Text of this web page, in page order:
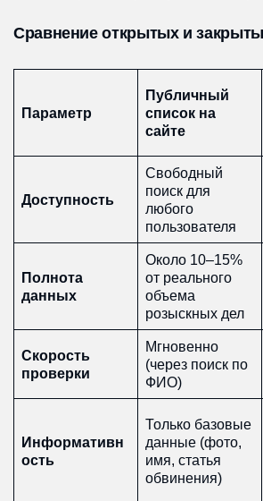
Сравнение открытых и
Параметр
Публичный
список на
сайте
Доступность
Свободный
поиск для
любого
пользователя
Полнота
данных
Около 10–15%
от реального
объема
розыскных дел
Скорость
проверки
Мгновенно
(через поиск по
ФИО)
Информативн
ость
Только базовые
данные (фото,
имя, статья
обвинения)